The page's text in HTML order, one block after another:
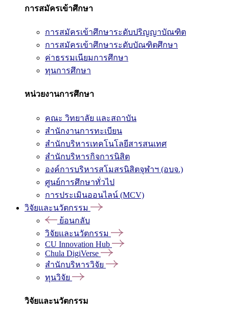
การสมัครเข้าศึกษา
การสมัครเข้าศึกษาระดับปริญญาบัณฑิต
การสมัครเข้าศึกษาระดับบัณฑิตศึกษา
ค่าธรรมเนียมการศึกษา
ทุนการศึกษา
หน่วยงานการศึกษา
คณะ วิทยาลัย และสถาบัน
สำนักงานการทะเบียน
สำนักบริหารเทคโนโลยีสารสนเทศ
สำนักบริหารกิจการนิสิต
องค์การบริหารสโมสรนิสิตจุฬาฯ (อบจ.)
ศูนย์การศึกษาทั่วไป
การประเมินออนไลน์ (MCV)
วิจัยและนวัตกรรม
ย้อนกลับ
วิจัยและนวัตกรรม
CU Innovation Hub
Chula DigiVerse
สำนักบริหารวิจัย
ทุนวิจัย
วิจัยและนวัตกรรม